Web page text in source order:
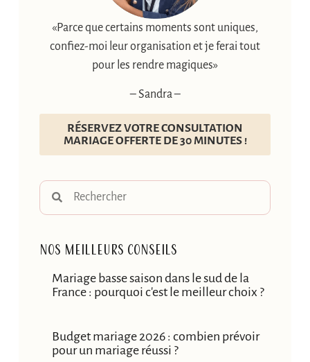
«Parce que certains moments sont uniques,
confiez-moi leur organisation et je ferai tout
pour les rendre magiques»
– Sandra –
RÉSERVEZ VOTRE CONSULTATION
MARIAGE OFFERTE DE 30 MINUTES !
Nos meilleurs conseils
Mariage basse saison dans le sud de la
France : pourquoi c'est le meilleur choix ?
Budget mariage 2026 : combien prévoir
pour un mariage réussi ?